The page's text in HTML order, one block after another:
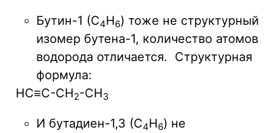
Бутин-1 (C4H6) тоже не структурный
изомер бутена-1, количество атомов
водорода отличается. Структурная
формула:
HC≡C-CH2-CH3
И бутадиен-1,3 (C4H6) не